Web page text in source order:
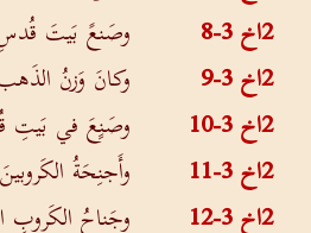
2اخ 3-8
وصَنعً بَيتَ قُدسِ
2اخ 3-9
وكانَ وَزنُ
2اخ 3-10
وصَنٍعَ في بَيتِ
2اخ 3-11
وأَجنِحَةُ
2اخ 3-12
وجَناحُ